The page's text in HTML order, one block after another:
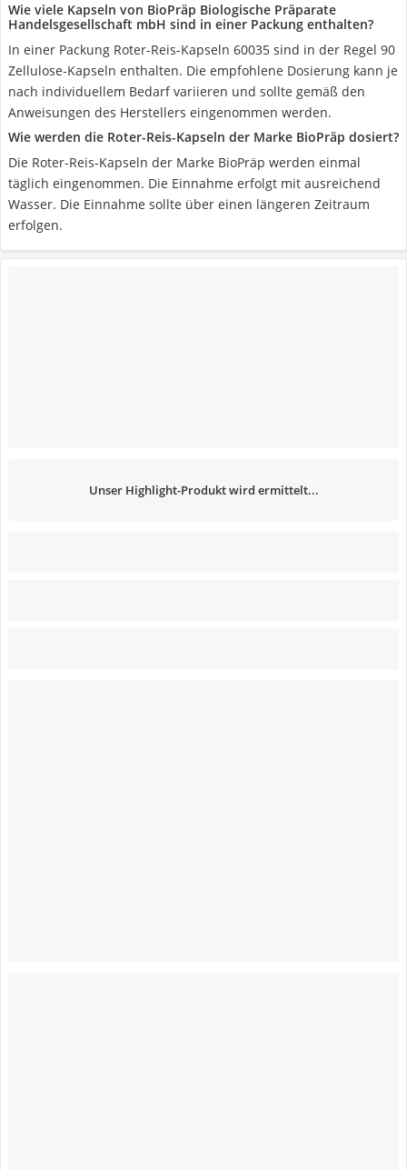
Wie viele Kapseln von BioPräp Biologische Präparate
Handelsgesellschaft mbH sind in einer Packung enthalten?
In einer Packung Roter-Reis-Kapseln 60035 sind in der Regel 90
Zellulose-Kapseln enthalten. Die empfohlene Dosierung kann je
nach individuellem Bedarf variieren und sollte gemäß den
Anweisungen des Herstellers eingenommen werden.
Wie werden die Roter-Reis-Kapseln der Marke BioPräp dosiert?
Die Roter-Reis-Kapseln der Marke BioPräp werden einmal
täglich eingenommen. Die Einnahme erfolgt mit ausreichend
Wasser. Die Einnahme sollte über einen längeren Zeitraum
erfolgen.
Unser Highlight-Produkt wird ermittelt...